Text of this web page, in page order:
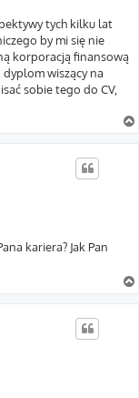
tych kilku lat
by mi się nie
korporacją finansową
wiszący na
sobie tego do CV,
kariera? Jak Pan